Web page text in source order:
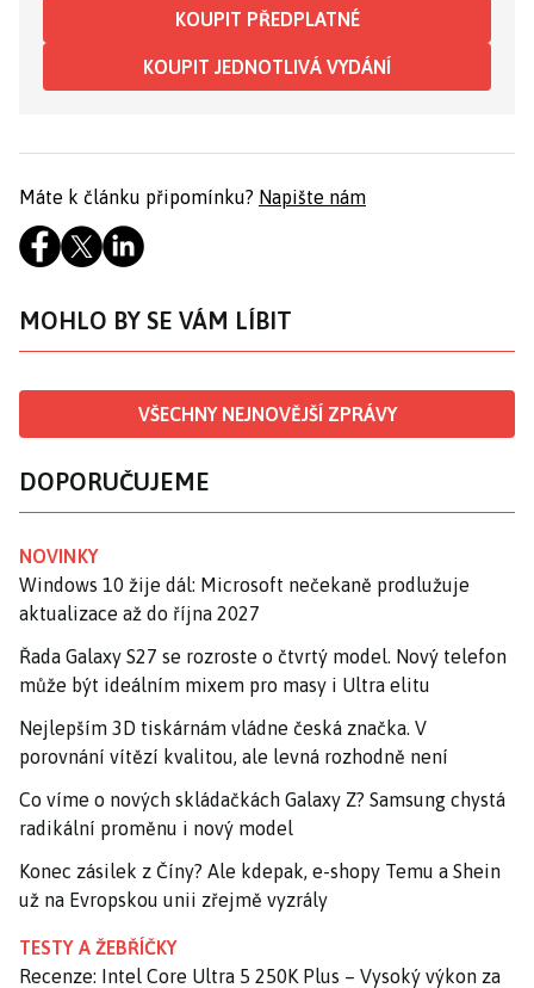
KOUPIT PŘEDPLATNÉ
KOUPIT JEDNOTLIVÁ VYDÁNÍ
Máte k článku připomínku? Napište nám
MOHLO BY SE VÁM LÍBIT
VŠECHNY NEJNOVĚJŠÍ ZPRÁVY
DOPORUČUJEME
NOVINKY
Windows 10 žije dál: Microsoft nečekaně prodlužuje
aktualizace až do října 2027
Řada Galaxy S27 se rozroste o čtvrtý model. Nový telefon
může být ideálním mixem pro masy i Ultra elitu
Nejlepším 3D tiskárnám vládne česká značka. V
porovnání vítězí kvalitou, ale levná rozhodně není
Co víme o nových skládačkách Galaxy Z? Samsung chystá
radikální proměnu i nový model
Konec zásilek z Číny? Ale kdepak, e-shopy Temu a Shein
už na Evropskou unii zřejmě vyzrály
TESTY A ŽEBŘÍČKY
Recenze: Intel Core Ultra 5 250K Plus – Vysoký výkon za